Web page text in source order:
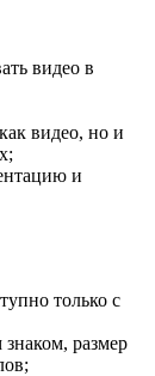
видео в
видео, но и
и
только с
размер